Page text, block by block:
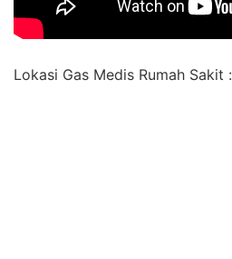
Lokasi Gas Medis Rumah Sakit :